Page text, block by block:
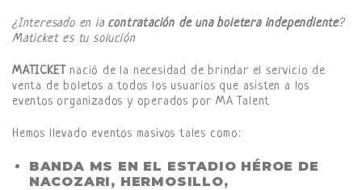
¿Interesado en la contratación de una boletera independiente?
Maticket es tu solución
MATICKET nació de la necesidad de brindar el servicio de
venta de boletos a todos los usuarios que asisten a los
eventos organizados y operados por MA Talent
Hemos llevado eventos masivos tales como:
BANDA MS EN EL ESTADIO HÉROE DE
NACOZARI, HERMOSILLO,